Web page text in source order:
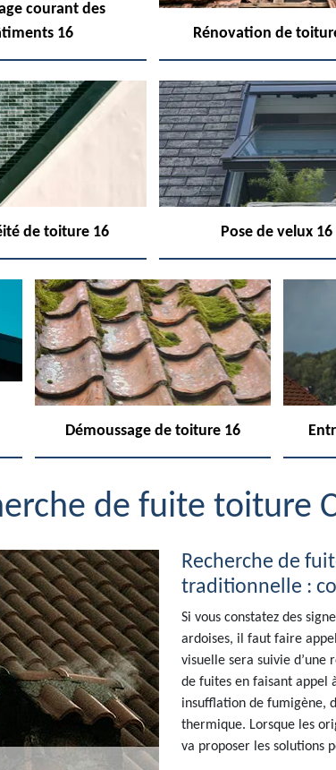
courant des
16
Rénovation de
de toiture 16 Pose de velux 16
Démoussage de toiture 16
de fuite toiture
Recherche de
traditionnelle :
Si vous constatez des
ardoises, il faut faire
visuelle sera suivie d’une
de fuites en faisant appel
insufflation de fumigène,
thermique. Lorsque les
va proposer les solutions